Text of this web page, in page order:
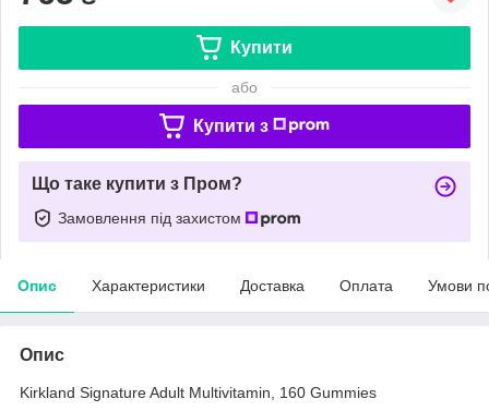
Купити
або
Купити з
Що таке купити з Пром?
Замовлення під захистом
Опис Характеристики Доставка Оплата Умови
Опис
Kirkland Signature Adult Multivitamin, 160 Gummies